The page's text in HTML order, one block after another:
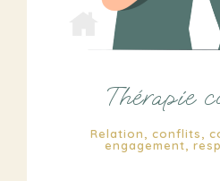
Thérapie
Relation, conflits,
engagement,